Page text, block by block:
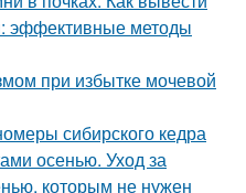
эффективные методы
при избытке мочевой
сибирского кедра
осенью. Уход за
которым не нужен